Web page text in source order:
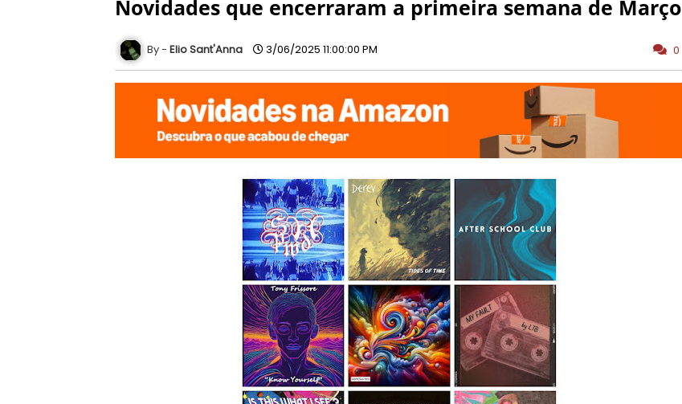
Novidades que encerraram a primeira semana de Março
Elio Sant'Anna 3/06/2025 11:00:00 PM 0